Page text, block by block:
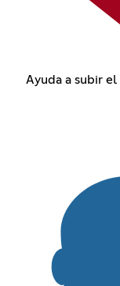
Ayuda a subir